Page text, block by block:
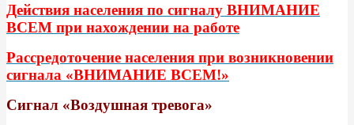
Действия населения по сигналу ВНИМАНИЕ
ВСЕМ при нахождении на работе
Рассредоточение населения при возникновении
сигнала «ВНИМАНИЕ ВСЕМ!»
Сигнал «Воздушная тревога»